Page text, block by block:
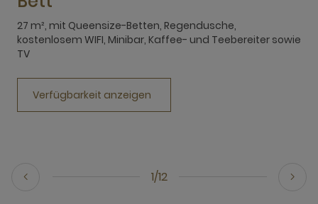
1/12
27 m², mit Queensize-Betten, Regendusche,
kostenlosem WIFI, Minibar, Kaffee- und Teebereiter sowie
TV
Verfügbarkeit anzeigen